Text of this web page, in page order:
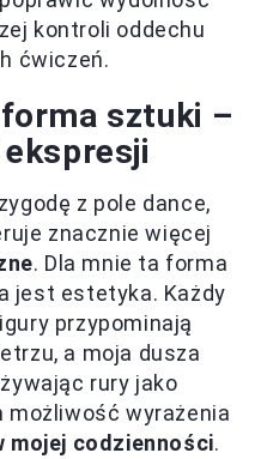
kontroli oddechu
ćwiczeń.
sztuki –
z pole dance,
znacznie więcej
. Dla mnie ta forma
jest estetyka. Każdy
przypominają
a moja dusza
rury jako
możliwość wyrażenia
mojej codzienności.